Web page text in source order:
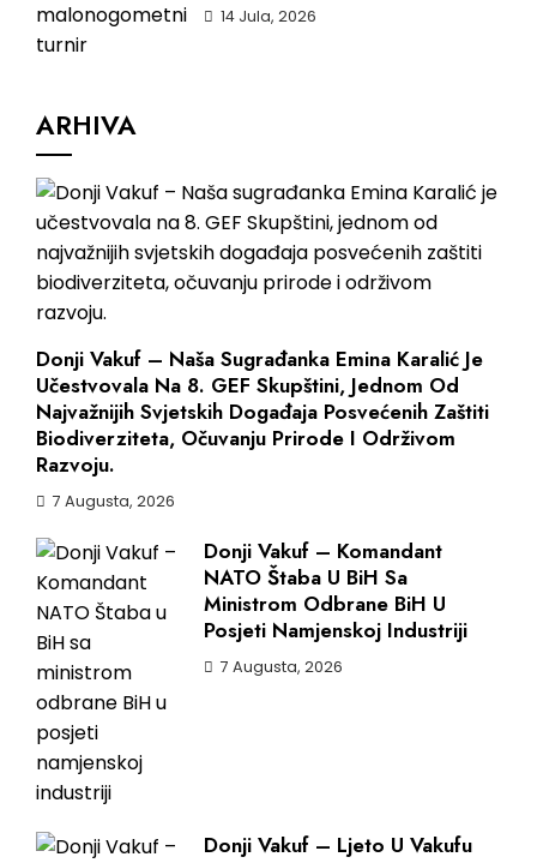
14 Jula, 2026
ARHIVA
Donji Vakuf – Naša Sugrađanka Emina Karalić Je
Učestvovala Na 8. GEF Skupštini, Jednom Od
Najvažnijih Svjetskih Događaja Posvećenih Zaštiti
Biodiverziteta, Očuvanju Prirode I Održivom
Razvoju.
7 Augusta, 2026
Donji Vakuf – Komandant
NATO Štaba U BiH Sa
Ministrom Odbrane BiH U
Posjeti Namjenskoj Industriji
7 Augusta, 2026
Donji Vakuf – Ljeto U Vakufu